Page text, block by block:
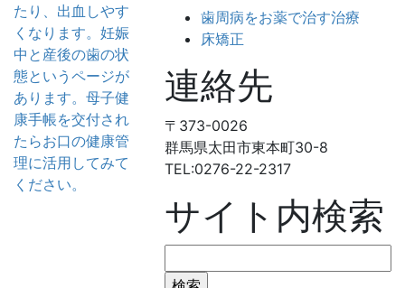
たり、出血しやす
くなります。妊娠
中と産後の歯の状
態というページが
あります。母子健
康手帳を交付され
たらお口の健康管
理に活用してみて
ください。
歯周病をお薬で治す治療
床矯正
連絡先
〒373-0026
群馬県太田市東本町30-8
TEL:0276-22-2317
サイト内検索
索: